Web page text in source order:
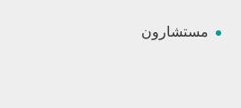
مستشارون